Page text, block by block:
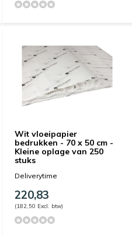
Wit vloeipapier
bedrukken - 70 x 50 cm -
Kleine oplage van 250
stuks
Deliverytime
220,83
(182,50 Excl. btw)